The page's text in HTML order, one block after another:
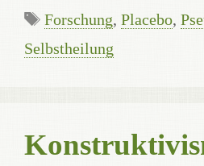
Schlagwörter
Forschung, Placebo,
Selbstheilung